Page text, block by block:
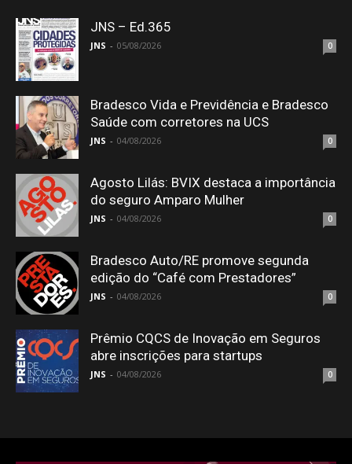
JNS – Ed.365
JNS - 05/08/2026 0
Bradesco Vida e Previdência e Bradesco
Saúde com corretores na UCS
JNS - 04/08/2026 0
Agosto Lilás: BVIX destaca a importância
do seguro Amparo Mulher
JNS - 04/08/2026 0
Bradesco Auto/RE promove segunda
edição do “Café com Prestadores”
JNS - 04/08/2026 0
Prêmio CQCS de Inovação em Seguros
abre inscrições para startups
JNS - 04/08/2026 0